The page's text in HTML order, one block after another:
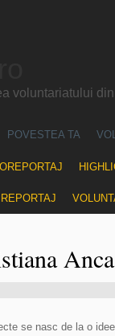
voluntariatului
POVESTEA TA
REPORTAJ
Anca
se nasc de la o